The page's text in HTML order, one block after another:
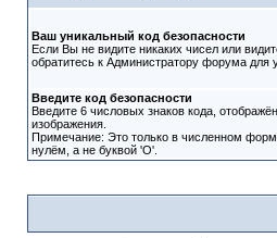
Ваш уникальный код безопасности
Если Вы не видите никаких чисел или
обратитесь к Администратору форума для
Введите код безопасности
Введите 6 числовых знаков кода,
изображения.
Примечание: Это только в численном
нулём, а не буквой 'O'.